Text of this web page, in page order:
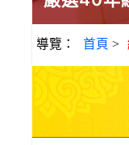
導覽： 首頁 >